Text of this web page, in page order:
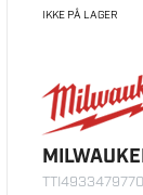
IKKE PÅ LAGER
TTI4933479770